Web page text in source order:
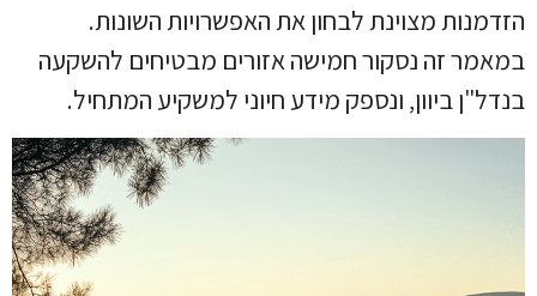
הזדמנות מצוינת לבחון את האפשרויות השונות.
במאמר זה נסקור חמישה אזורים מבטיחים להשקעה
בנדל"ן ביוון, ונספק מידע חיוני למשקיע המתחיל.